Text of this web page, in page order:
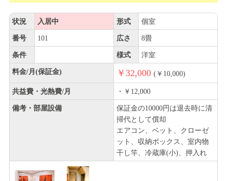
状況 入居中 形式 個室
番号 101 広さ 8畳
条件 様式 洋室
料金/月(保証金) ￥32,000 (￥10,000)
共益費・光熱費/月 ・￥12,000
備考・部屋設備
保証金の10000円は退去時に清
掃代として償却
エアコン、ベット、クローゼ
ット、収納ボックス、室内物
干し竿、冷蔵庫(小)、押入れ